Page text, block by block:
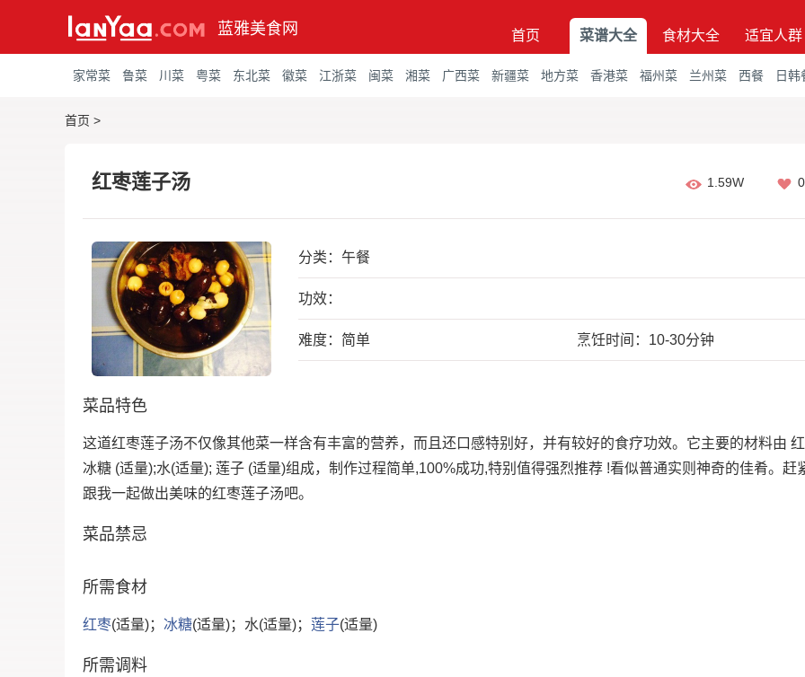
蓝雅美食网 首页 菜谱大全 食材大全 适宜人群
家常菜 鲁菜 川菜 粤菜 东北菜 徽菜 江浙菜 闽菜 湘菜 广西菜 新疆菜 地方菜 香港菜 福州菜 兰州菜 西餐 日韩
首页 >
红枣莲子汤 1.59W
分类： 午餐
功效：
难度：简单 烹饪时间：10-30分钟
菜品特色
这道红枣莲子汤不仅像其他菜一样含有丰富的营养，而且还口感特别好，并有较好的食疗功效。它主要的材料由
冰糖 (适量);水(适量); 莲子 (适量)组成，制作过程简单,100%成功,特别值得强烈推荐 !看似普通实则神奇的佳肴。赶
跟我一起做出美味的红枣莲子汤吧。
菜品禁忌
所需食材
红枣(适量)； 冰糖(适量)；水(适量)； 莲子(适量)
所需调料